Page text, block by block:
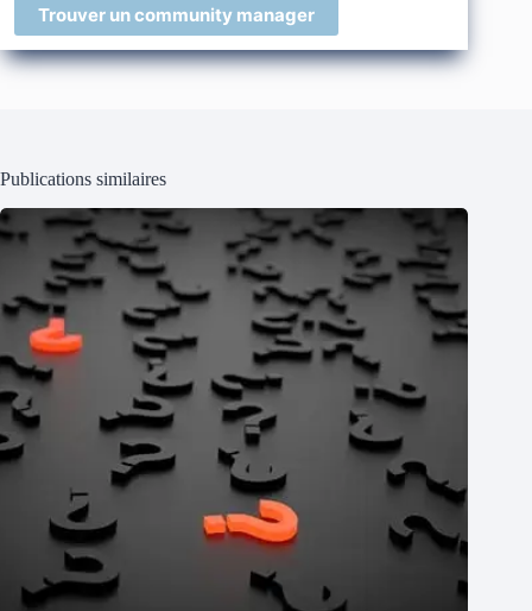
Trouver un community manager
Publications similaires